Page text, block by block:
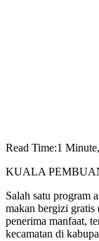
Read Time:1
KUALA
Salah satu program
makan bergizi gratis
penerima manfaat,
kecamatan di